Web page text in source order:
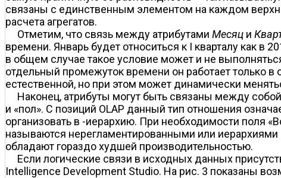
связаны с единственным элементом на каждом
расчета агрегатов.
Отметим, что связь между атрибутами Месяц и
времени. Январь будет относиться к I кварталу как
в общем случае такое условие может и не
отдельный промежуток времени он работает только
естественной, но при этом может динамически
Наконец, атрибуты могут быть связаны между
и «пол». С позиций OLAP данный тип отношения
организовать в -иерархию. При необходимости поля
называются нерегламентированными или иерархиями
обладают гораздо худшей производительностью.
Если логические связи в исходных данных
Intelligence Development Studio. На рис. 3 показаны